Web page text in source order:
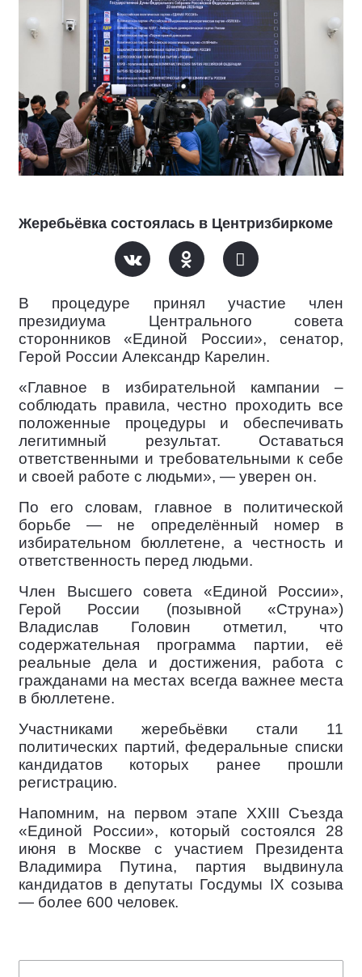
Жеребьёвка состоялась в Центризбиркоме
В процедуре принял участие член
президиума Центрального совета
сторонников «Единой России», сенатор,
Герой России Александр Карелин.
«Главное в избирательной кампании –
соблюдать правила, честно проходить все
положенные процедуры и обеспечивать
легитимный результат. Оставаться
ответственными и требовательными к себе
и своей работе с людьми», — уверен он.
По его словам, главное в политической
борьбе — не определённый номер в
избирательном бюллетене, а честность и
ответственность перед людьми.
Член Высшего совета «Единой России»,
Герой России (позывной «Струна»)
Владислав Головин отметил, что
содержательная программа партии, её
реальные дела и достижения, работа с
гражданами на местах всегда важнее места
в бюллетене.
Участниками жеребьёвки стали 11
политических партий, федеральные списки
кандидатов которых ранее прошли
регистрацию.
Напомним, на первом этапе XXIII Съезда
«Единой России», который состоялся 28
июня в Москве с участием Президента
Владимира Путина, партия выдвинула
кандидатов в депутаты Госдумы IX созыва
— более 600 человек.